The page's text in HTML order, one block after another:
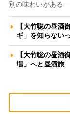
別の味わいがある
【大竹聡の昼酒
ギ」を知らな
【大竹聡の昼酒
場」へと昼酒